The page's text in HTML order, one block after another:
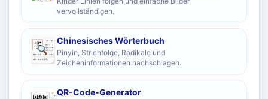
vervollständigen.
Chinesisches Wörterbuch
Pinyin, Strichfolge, Radikale und
Zeicheninformationen nachschlagen.
QR-Code-Generator